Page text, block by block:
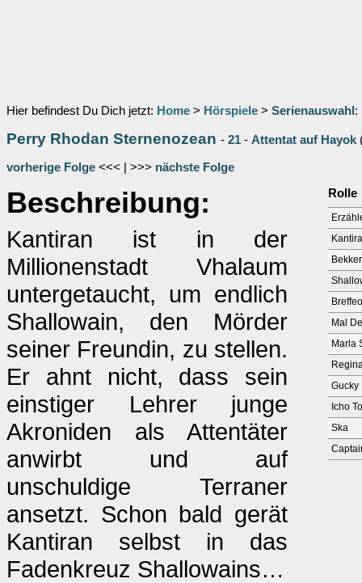
Hier befindest Du Dich jetzt: Home > Hörspiele > Serienauswahl :
Perry Rhodan Sternenozean - 21 - Attentat auf Hayok
vorherige Folge <<< | >>> nächste Folge
Beschreibung:
Kantiran ist in der
Millionenstadt Vhalaum
untergetaucht, um endlich
Shallowain, den Mörder
seiner Freundin, zu stellen.
Er ahnt nicht, dass sein
einstiger Lehrer junge
Akroniden als Attentäter
anwirbt und auf
unschuldige Terraner
ansetzt. Schon bald gerät
Kantiran selbst in das
Fadenkreuz Shallowains…
Rolle
Mal
Marla
Gucky
Icho
Ska